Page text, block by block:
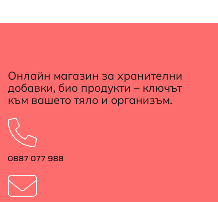
Онлайн магазин за хранителни
добавки, био продукти – ключът
към вашето тяло и организъм.
0887 077 988